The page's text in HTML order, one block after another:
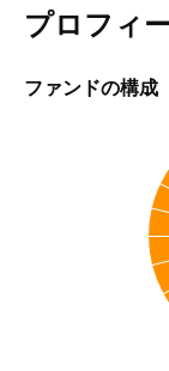
プロフィ
ファンドの構成